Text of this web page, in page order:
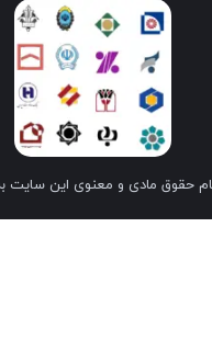
حقوق مادی و معنوی این سایت